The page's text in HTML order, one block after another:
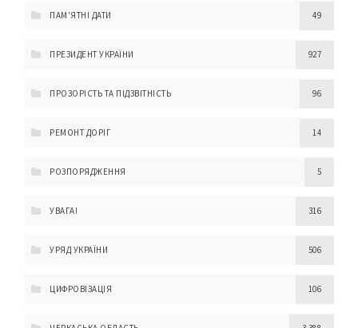
ПАМ'ЯТНІ ДАТИ 49
ПРЕЗИДЕНТ УКРАЇНИ 927
ПРОЗОРІСТЬ ТА ПІДЗВІТНІСТЬ 96
РЕМОНТ ДОРІГ 14
РОЗПОРЯДЖЕННЯ 5
УВАГА! 316
УРЯД УКРАЇНИ 506
ЦИФРОВІЗАЦІЯ 106